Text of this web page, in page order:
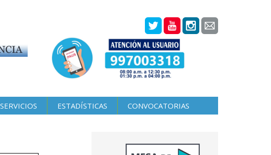
ESTADÍSTICAS CONVOCATORIAS